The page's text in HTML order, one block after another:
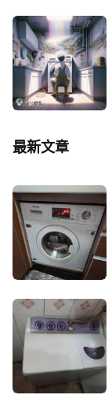
最新文章